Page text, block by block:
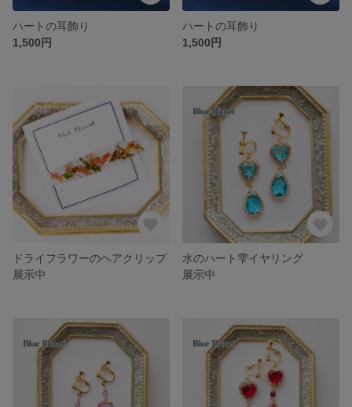
ハートの耳飾り
1,500円
ハートの耳飾り
1,500円
ドライフラワーのヘアクリップ
展示中
水のハート雫イヤリング
展示中